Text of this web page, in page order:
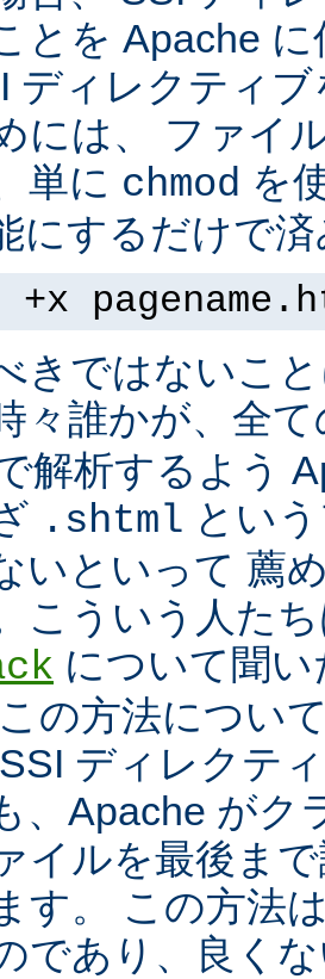
とを Apache
ディレクティ
には、 ファイ
単に chmod を
にするだけで
+x
きではないこ
々誰かが、全
解析するよう
.shtml とい
いといって 薦
こういう人た
について聞
の方法につい
ディレクテ
、Apache がク
イルを最後ま
す。 この方法
であり、良く